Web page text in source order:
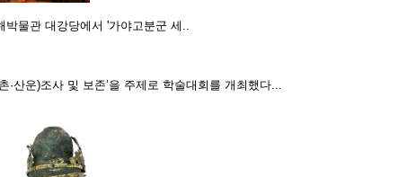
물관 대강당에서 '가야고분군 세..
산운)조사 및 보존’을 주제로 학술대회를 개최했다...